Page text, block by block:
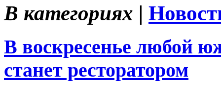
В категориях |
В воскресенье любой
станет ресторатором